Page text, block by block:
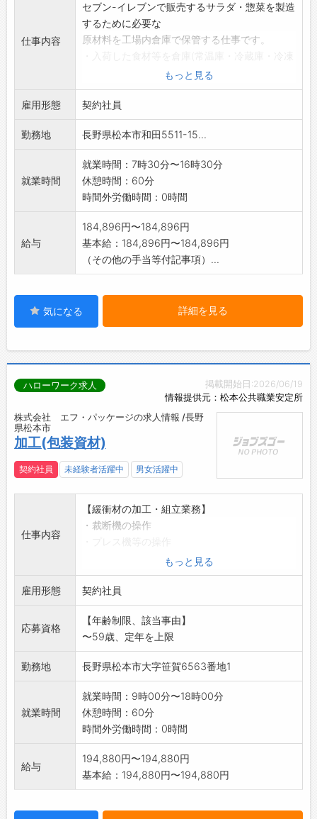
仕事内容
セブン-イレブンで販売するサラダ・惣菜を製造
するために必要な
原材料を工場内倉庫で保管する仕事です。
と、必要数量の食材等を倉庫から取り出す作業
を行います。
・複数人がそれぞれに作業を行います。
・食材ごとの指定の保管場所を覚えて、台車を
使用した運搬、人力
での荷物の積み下ろしを行います。
「業務変更の範囲:会社の定める業務」
もっと見る
雇用形態 契約社員
勤務地 長野県松本市和田5511-15...
就業時間
就業時間：7時30分〜16時30分
休憩時間：60分
時間外労働時間：0時間
給与
184,896円〜184,896円
基本給：184,896円〜184,896円
（その他の手当等付記事項）...
気になる 詳細を見る
掲載開始日:2026/06/19
情報提供元：松本公共職業安定所
ハローワーク求人
株式会社 エフ・パッケージの求人情報 /長野
県松本市
加工(包装資材)
契約社員 未経験者活躍中 男女活躍中
仕事内容
【緩衝材の加工・組立業務】
・裁断機の操作
・加工品の組立・バラシ
・梱包作業
※材料はウレタンフォーム、発泡スチロール、
ポリエチレン
などの軽量品です。
★未経験でも安心難しい技術や経験は必要あり
ません。
「モノづくりが好き」「コツコツ作業が得意」
すぐに慣れていただけます。
*応募する方は、ハローワークの紹介状をお持ち
ください。
*変更の範囲:会社の定める業務
もっと見る
雇用形態 契約社員
応募資格
【年齢制限、該当事由】
〜59歳、定年を上限
勤務地 長野県松本市大字笹賀6563番地1
就業時間
就業時間：9時00分〜18時00分
休憩時間：60分
時間外労働時間：0時間
給与
194,880円〜194,880円
基本給：194,880円〜194,880円